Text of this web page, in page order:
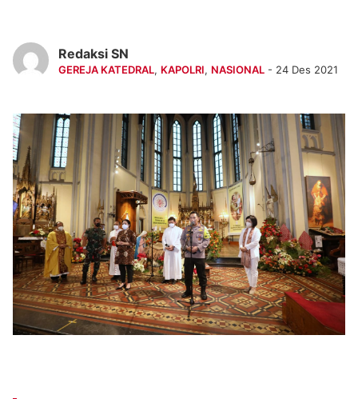
Redaksi SN
GEREJA KATEDRAL, KAPOLRI, NASIONAL - 24 Des 2021